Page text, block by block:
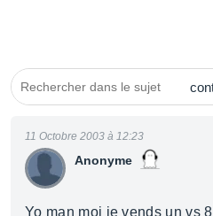
Anonyme
11 Octobre 2003 à 12:23
Yo man moi je vends un vs